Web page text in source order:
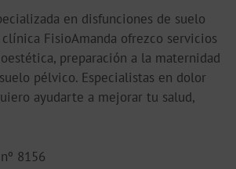
en disfunciones de suelo
FisioAmanda ofrezco servicios
preparación a la maternidad
pélvico. Especialistas en dolor
ayudarte a mejorar tu salud,
8156